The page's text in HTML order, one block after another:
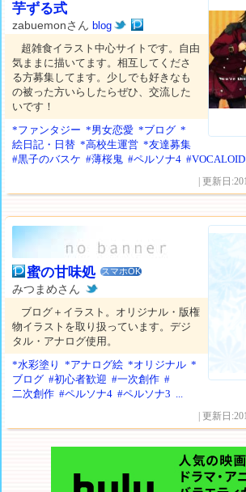
芋ずる式
zabuemonさんblog
超雑食イラスト中心サイトです。自由
気ままに描いてます。相互してくださ
る方募集してます。少しでも好きなも
の被った方いらしたらぜひ、交流した
いです！
*ファンタジー *男女恋愛 *ブログ *
絵日記・日替 *高校生運営 *友達募集
#黒子のバスケ #薄桜鬼 #ペルソナ4 #VOCALOID
| 更新日
蜜の甘味処 スマホOK
みつまめさん
ブログ＋イラスト。オリジナル・版権
物イラストを取り扱っています。デジ
タル・アナログ使用。
*水彩塗り
*アナログ絵 *オリジナル *
ブログ #初心者歓迎 #一次創作 #
二次創作 #ペルソナ4 #ペルソナ3 ...
| 更新日